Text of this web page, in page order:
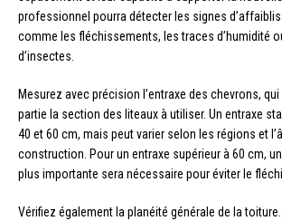
professionnel pourra détecter les signes
comme les fléchissements, les traces d’humidité
d’insectes.
Mesurez avec précision l’entraxe des chevrons,
partie la section des liteaux à utiliser. Un entraxe
40 et 60 cm, mais peut varier selon les régions et
construction. Pour un entraxe supérieur à 60 cm,
plus importante sera nécessaire pour éviter le
Vérifiez également la planéité générale de la